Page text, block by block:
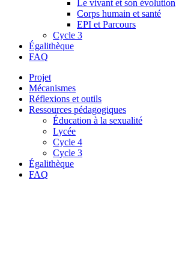
Le vivant et son évolution
Corps humain et santé
EPI et Parcours
Cycle 3
Égalithèque
FAQ
Projet
Mécanismes
Réflexions et outils
Ressources pédagogiques
Éducation à la sexualité
Lycée
Cycle 4
Cycle 3
Égalithèque
FAQ